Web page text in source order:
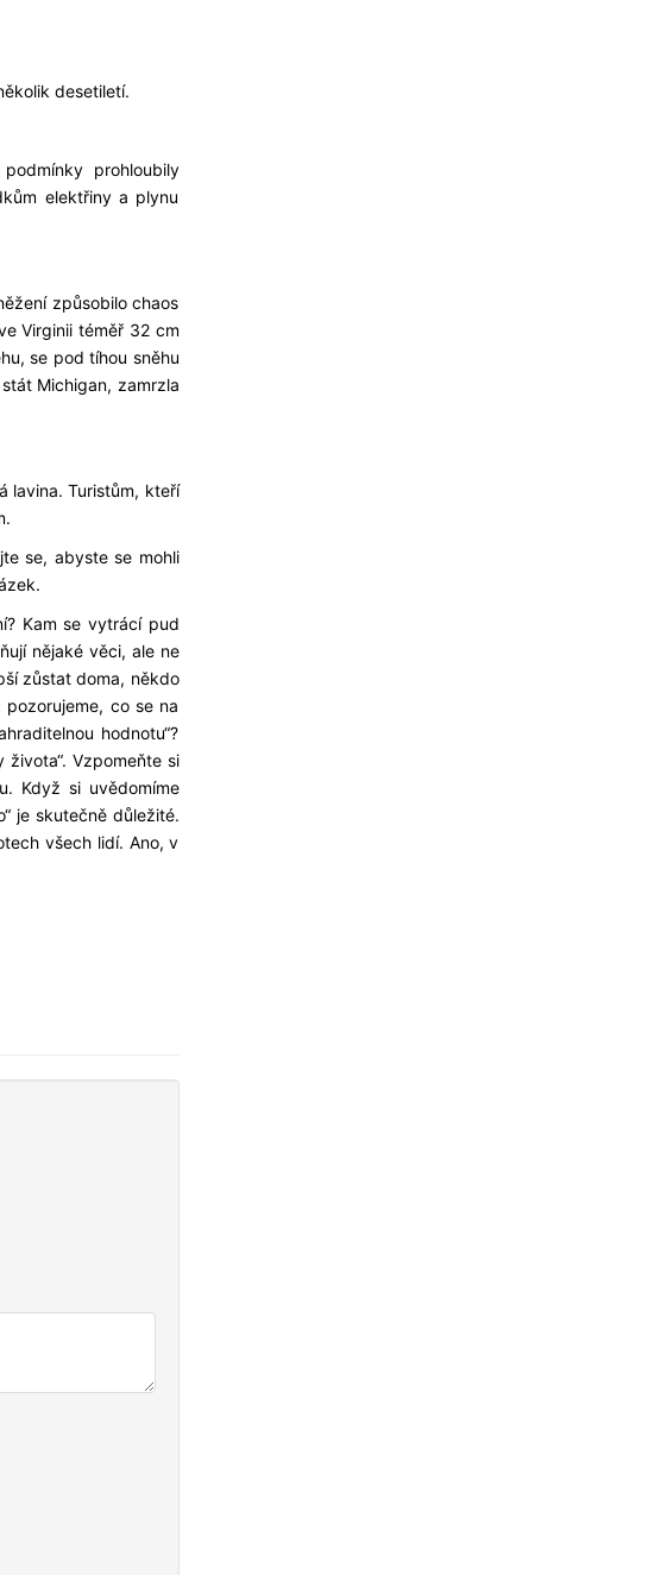
desetiletí.
prohloubily
elektřiny a plynu
způsobilo chaos
Virginii téměř 32 cm
se pod tíhou sněhu
Michigan, zamrzla
lavina. Turistům, kteří
se, abyste se mohli
Kam se vytrácí pud
nějaké věci, ale ne
zůstat doma, někdo
co se na
hodnotu“?
Vzpomeňte si
Když si uvědomíme
je skutečně důležité.
všech lidí. Ano, v